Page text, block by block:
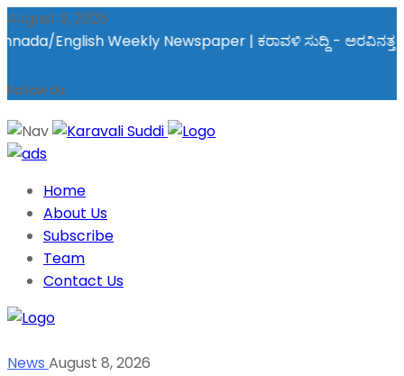
August 9, 2026
Weekly Newspaper | ಕರಾವಳಿ ಸುದ್ದಿ - ಅರವಿನತ್ತ ನಮ್ಮ ಚಿತ್ತ
Follow Us
Home
About Us
Subscribe
Team
Contact Us
News August 8, 2026